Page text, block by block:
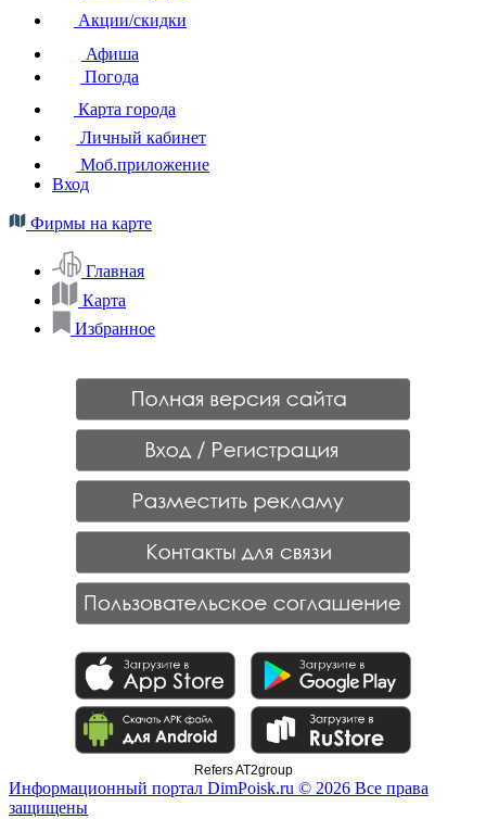
Акции/скидки
Афиша
Погода
Карта города
Личный кабинет
Моб.приложение
Вход
Фирмы на карте
Главная
Карта
Избранное
Refers AT2group
Информационный портал DimPoisk.ru © 2026 Все права
защищены